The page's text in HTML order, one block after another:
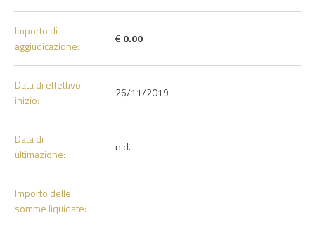
Importo di
aggiudicazione:
€ 0.00
Data di effettivo
inizio:
26/11/2019
Data di
ultimazione:
n.d.
Importo delle
somme liquidate: